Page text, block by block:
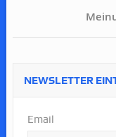
NEWSLETTER
Email